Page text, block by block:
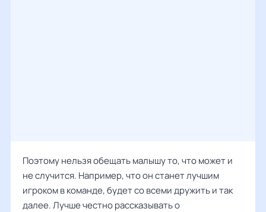
Поэтому нельзя обещать малышу то, что может и
не случится. Например, что он станет лучшим
игроком в команде, будет со всеми дружить и так
далее. Лучше честно рассказывать о